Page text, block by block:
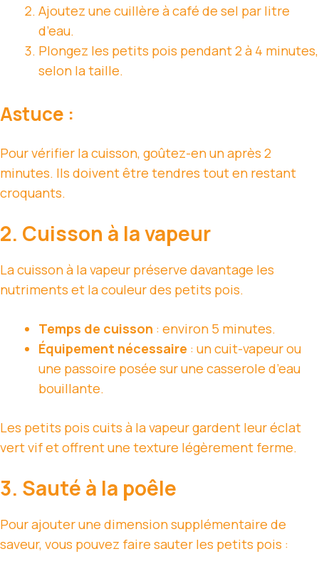
Ajoutez une cuillère à café de sel par litre
d’eau.
Plongez les petits pois pendant 2 à 4 minutes,
selon la taille.
Astuce :
Pour vérifier la cuisson, goûtez-en un après 2
minutes. Ils doivent être tendres tout en restant
croquants.
2. Cuisson à la vapeur
La cuisson à la vapeur préserve davantage les
nutriments et la couleur des petits pois.
Temps de cuisson : environ 5 minutes.
Équipement nécessaire : un cuit-vapeur ou
une passoire posée sur une casserole d’eau
bouillante.
Les petits pois cuits à la vapeur gardent leur éclat
vert vif et offrent une texture légèrement ferme.
3. Sauté à la poêle
Pour ajouter une dimension supplémentaire de
saveur, vous pouvez faire sauter les petits pois :